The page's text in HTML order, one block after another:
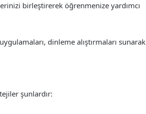
birleştirerek öğrenmenize yardımcı
dinleme alıştırmaları sunarak
şunlardır: